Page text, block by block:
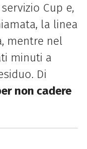
Cup e,
la linea
mentre nel
minuti a
Di
non cadere